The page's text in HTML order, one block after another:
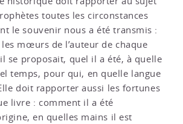
toutes les circonstances
le souvenir nous a été transmis :
les mœurs de l’auteur de chaque
se proposait, quel il a été, à quelle
temps, pour qui, en quelle langue
doit rapporter aussi les fortunes
livre : comment il a été
en quelles mains il est